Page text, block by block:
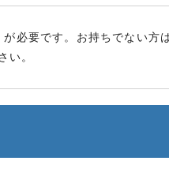
必要です。お持ちでない方
い。